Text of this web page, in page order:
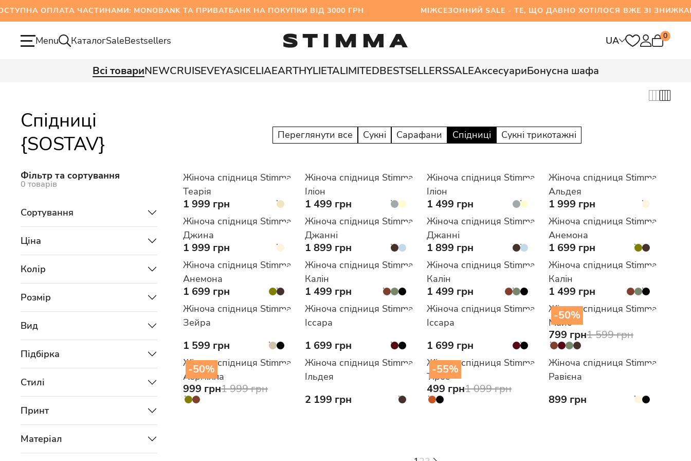
ОПЛАТА ЧАСТИНАМИ: MONOBANK ТА ПРИВАТБАНК НА ПОКУПКИ ВІД 3000 ГРН МІЖСЕЗОННИЙ SALE - ТЕ, ЩО ДАВНО ХОТІЛОСЯ ВЖЕ ЗІ
Menu КаталогSaleBestsellers UA 0
Всі товариNEWCRUISEVEYASICELIAEARTHYLIETALIMITEDBESTSELLERSSALEАксесуариБонусна шафа
Спідниці
{SOSTAV}
Переглянути все Сукні Сарафани Спідниці Сукні трикотажні
Фільтр та сортування
0 товарів
Сортування
Ціна
Колір
Розмір
Вид
Підбірка
Стилі
Принт
Матеріал
Жіноча спідниця Stimma
Теарія
1 999 грн
Жіноча спідниця Stimma
Іліон
1 499 грн
Жіноча спідниця Stimma
Іліон
1 499 грн
Жіноча спідниця Stimma
Альдея
1 999 грн
Жіноча спідниця Stimma
Джина
1 999 грн
Жіноча спідниця Stimma
Джанні
1 899 грн
Жіноча спідниця Stimma
Джанні
1 899 грн
Жіноча спідниця Stimma
Анемона
1 699 грн
Жіноча спідниця Stimma
Анемона
1 699 грн
Жіноча спідниця Stimma
Калін
1 499 грн
Жіноча спідниця Stimma
Калін
1 499 грн
Жіноча спідниця Stimma
Калін
1 499 грн
Жіноча спідниця Stimma
Зейра
1 599 грн
Жіноча спідниця Stimma
Іссара
1 699 грн
Жіноча спідниця Stimma
Іссара
1 699 грн
-50%
Жіноча спідниця Stimma
Майс
799 грн1 599 грн
-50%
Жіноча спідниця Stimma
Аермілла
999 грн1 999 грн
Жіноча спідниця Stimma
Ільдея
2 199 грн
-55%
Жіноча спідниця Stimma
Тірос
499 грн1 099 грн
Жіноча спідниця Stimma
Равієна
899 грн